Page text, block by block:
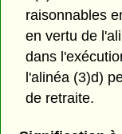
raisonnables
en vertu de
dans
l'alinéa (3)d)
de retraite.